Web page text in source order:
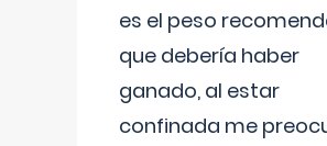
es el peso
que debería haber
ganado, al estar
confinada me